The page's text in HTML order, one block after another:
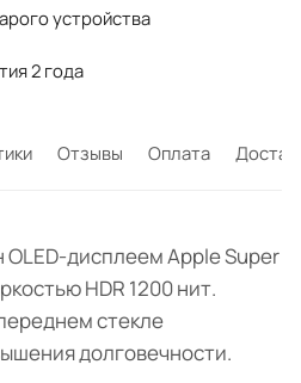
устройства
2 года
Отзывы Оплата
OLED-дисплеем Apple Super
HDR 1200 нит.
стекле
долговечности.